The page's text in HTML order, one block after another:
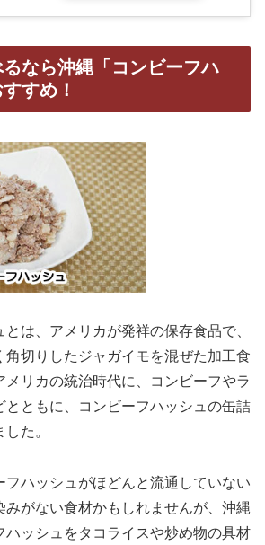
なら沖縄「コンビーフハ
すめ！
は、アメリカが発祥の保存食品で、
角切りしたジャガイモを混ぜた加工食
メリカの統治時代に、コンビーフやラ
とともに、コンビーフハッシュの缶詰
た。
フハッシュがほどんと流通していない
みがない食材かもしれませんが、沖縄
ハッシュをタコライスや炒め物の具材